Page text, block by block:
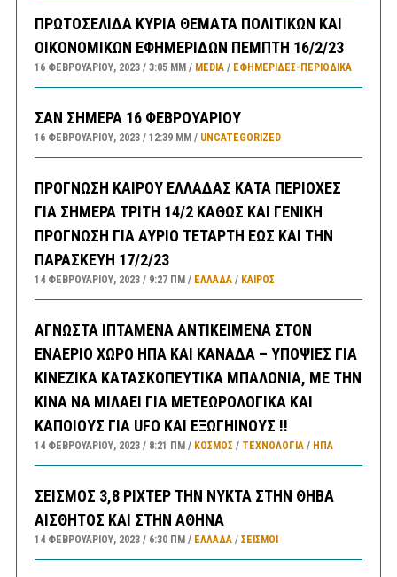
ΠΡΩΤΟΣΕΛΙΔΑ ΚΥΡΙΑ ΘΕΜΑΤΑ ΠΟΛΙΤΙΚΩΝ ΚΑΙ
ΟΙΚΟΝΟΜΙΚΩΝ ΕΦΗΜΕΡΙΔΩΝ ΠΕΜΠΤΗ 16/2/23
16 ΦΕΒΡΟΥΑΡΊΟΥ, 2023 3:05 ΜΜ MEDIA/ ΕΦΗΜΕΡΊΔΕΣ-ΠΕΡΙΟΔΙΚΆ
ΣΑΝ ΣΗΜΕΡΑ 16 ΦΕΒΡΟΥΑΡΙΟΥ
16 ΦΕΒΡΟΥΑΡΊΟΥ, 2023 12:39 ΜΜ UNCATEGORIZED
ΠΡΟΓΝΩΣΗ ΚΑΙΡΟΥ ΕΛΛΑΔΑΣ ΚΑΤΑ ΠΕΡΙΟΧΕΣ
ΓΙΑ ΣΗΜΕΡΑ ΤΡΙΤΗ 14/2 ΚΑΘΩΣ ΚΑΙ ΓΕΝΙΚΗ
ΠΡΟΓΝΩΣΗ ΓΙΑ ΑΥΡΙΟ ΤΕΤΑΡΤΗ ΕΩΣ ΚΑΙ ΤΗΝ
ΠΑΡΑΣΚΕΥΗ 17/2/23
14 ΦΕΒΡΟΥΑΡΊΟΥ, 2023 9:27 ΠΜ ΕΛΛΑΔA/ ΚΑΙΡΌΣ
ΑΓΝΩΣΤΑ ΙΠΤΑΜΕΝΑ ΑΝΤΙΚΕΙΜΕΝΑ ΣΤΟΝ
ΕΝΑΕΡΙΟ ΧΩΡΟ ΗΠΑ ΚΑΙ ΚΑΝΑΔΑ – ΥΠΟΨΙΕΣ ΓΙΑ
ΚΙΝΕΖΙΚΑ ΚΑΤΑΣΚΟΠΕΥΤΙΚΑ ΜΠΑΛΟΝΙΑ, ΜΕ ΤΗΝ
ΚΙΝΑ ΝΑ ΜΙΛΑΕΙ ΓΙΑ ΜΕΤΕΩΡΟΛΟΓΙΚΑ ΚΑΙ
ΚΑΠΟΙΟΥΣ ΓΙΑ UFO ΚΑΙ ΕΞΩΓΗΙΝΟΥΣ !!
14 ΦΕΒΡΟΥΑΡΊΟΥ, 2023 8:21 ΠΜ ΚΟΣΜΟΣ / ΤΕΧΝΟΛΟΓΙΑ/ ΗΠΑ
ΣΕΙΣΜΟΣ 3,8 ΡΙΧΤΕΡ ΤΗΝ ΝΥΚΤΑ ΣΤΗΝ ΘΗΒΑ
ΑΙΣΘΗΤΟΣ ΚΑΙ ΣΤΗΝ ΑΘΗΝΑ
14 ΦΕΒΡΟΥΑΡΊΟΥ, 2023 6:30 ΠΜ ΕΛΛΑΔA/ ΣΕΙΣΜΟΙ